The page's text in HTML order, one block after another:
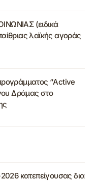
(ειδικά
λαϊκής αγοράς
“Active
Δράμας στο
κατεπείγουσας δια